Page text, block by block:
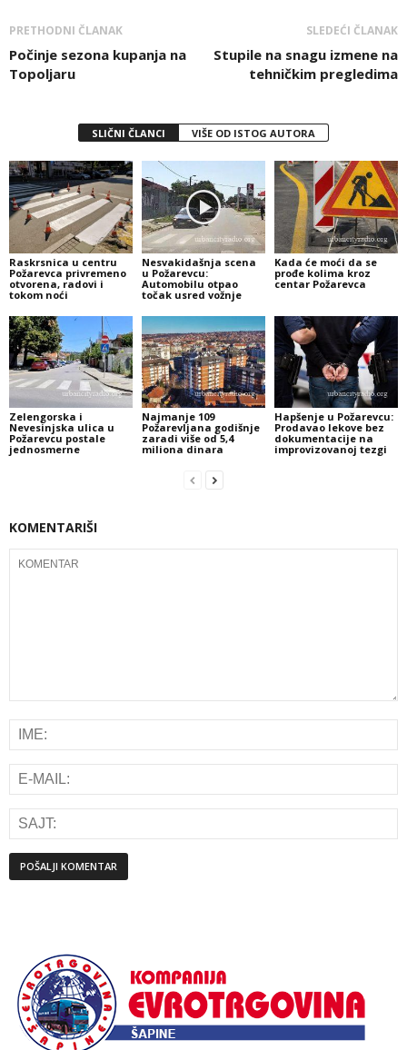
PRETHODNI ČLANAK
Počinje sezona kupanja na
Topoljaru
SLEDEĆI ČLANAK
Stupile na snagu izmene na
tehničkim pregledima
SLIČNI ČLANCI VIŠE OD ISTOG AUTORA
Raskrsnica u centru
Požarevca privremeno
otvorena, radovi i
tokom noći
Nesvakidašnja scena
u Požarevcu:
Automobilu otpao
točak usred vožnje
Kada će moći da se
prođe kolima kroz
centar Požarevca
Zelengorska i
Nevesinjska ulica u
Požarevcu postale
jednosmerne
Najmanje 109
Požarevljana godišnje
zaradi više od 5,4
miliona dinara
Hapšenje u Požarevcu:
Prodavao lekove bez
dokumentacije na
improvizovanoj tezgi
KOMENTARIŠI